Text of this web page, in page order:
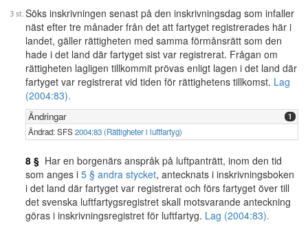
Söks inskrivningen senast på den inskrivningsdag som infaller
näst efter tre månader från det att fartyget registrerades här i
landet, gäller rättigheten med samma förmånsrätt som den
hade i det land där fartyget sist var registrerat. Frågan om
rättigheten lagligen tillkommit prövas enligt lagen i det land där
fartyget var registrerat vid tiden för rättighetens tillkomst. Lag
(2004:83).
Ändringar 1
Ändrad: SFS2004:83 (Rättigheter i luftfartyg)
8 § Har en borgenärs anspråk på luftpanträtt, inom den tid
som anges i 5 § andra stycket, antecknats i inskrivningsboken
i det land där fartyget var registrerat och förs fartyget över till
det svenska luftfartygsregistret skall motsvarande anteckning
göras i inskrivningsregistret för luftfartyg. Lag (2004:83).